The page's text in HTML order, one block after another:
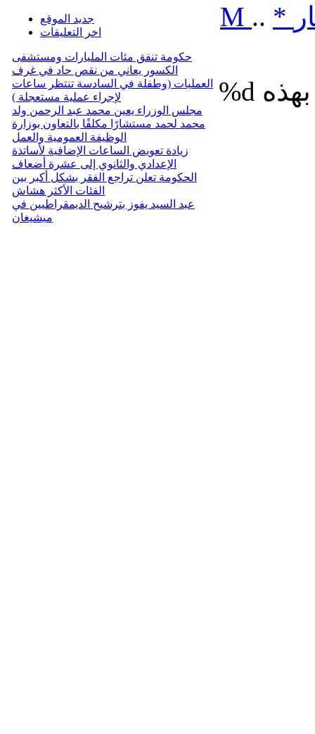
جديد الموقع
اخر التعليقات
حكومة تنفق مئات المليارات ومستشفى
الكسور يعاني من نقص حاد في غرف
العمليات (وطفلة في السادسة تنتظر ساعات
لإجراء عملية مستعجلة )
مجلس الوزراء يعين محمد عبد الرحمن ولد
محمد لحمد مستشارًا مكلفًا بالتعاون بوزارة
الوظيفة العمومية والعمل
زيادة تعويض الساعات الإضافية لأساتذة
الإعدادي والثانوي إلى عشرة أضعاف
الحكومة تعلن تراجع الفقر بشكل أكبر بين
الفئات الأكثر هشاش
عبد السيد يفوز بترشيح الديمقراطيين في
ميشيغان
M .. *
%d